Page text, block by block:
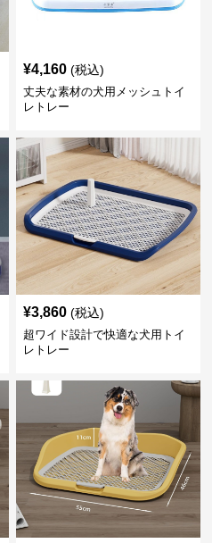
¥4,160 (税込)
丈夫な素材の犬用メッシュトイ
レトレー
¥3,860 (税込)
超ワイド設計で快適な犬用トイ
レトレー